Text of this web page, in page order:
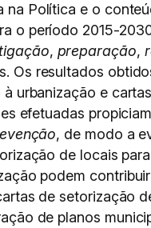
na Política e o
o período 2015-
, preparação,
Os resultados
urbanização e
efetuadas
, de modo a
de locais
podem
de setorização
de planos